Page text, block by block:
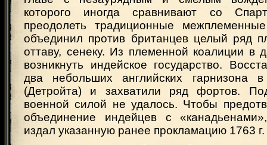
которого иногда сравнивают со
преодолеть традиционные
объединил против британцев целый ряд
оттаву, сенеку. Из племенной коалиции в
возникнуть индейское государство.
два небольших английских гарнизона
(Детройта) и захватили ряд фортов.
военной силой не удалось. Чтобы
объединение индейцев с
издал указанную ранее прокламацию 1763 г.